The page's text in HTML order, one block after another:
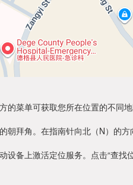
菜单可获取您所在位置的不同地
拜角。在指南针向北（N）的
设备上激活定位服务。点击“查找